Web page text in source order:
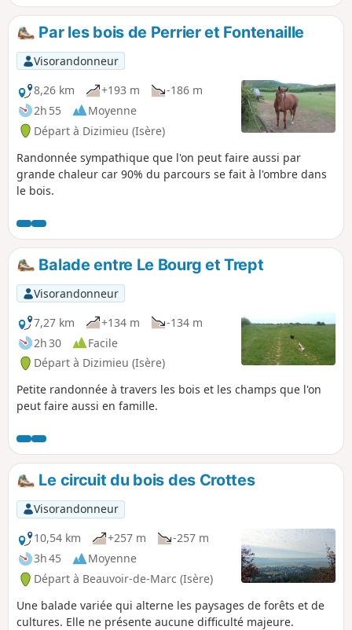
Par les bois de Perrier et Fontenaille
Visorandonneur
8,26 km
+193 m
-186 m
2h 55
Moyenne
Départ à Dizimieu (Isère)
Randonnée sympathique que l'on peut faire aussi par
grande chaleur car 90% du parcours se fait à l'ombre dans
le bois.
Balade entre Le Bourg et Trept
Visorandonneur
7,27 km
+134 m
-134 m
2h 30
Facile
Départ à Dizimieu (Isère)
Petite randonnée à travers les bois et les champs que l'on
peut faire aussi en famille.
Le circuit du bois des Crottes
Visorandonneur
10,54 km
+257 m
-257 m
3h 45
Moyenne
Départ à Beauvoir-de-Marc (Isère)
Une balade variée qui alterne les paysages de forêts et de
cultures. Elle ne présente aucune difficulté majeure.